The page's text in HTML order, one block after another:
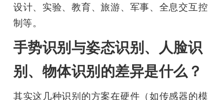
设计、实验、教育、旅游、军事、全息交互控
制等。
手势识别与姿态识别、人脸识
别、物体识别的差异是什么？
其实这几种识别的方案在硬件（如传感器的模